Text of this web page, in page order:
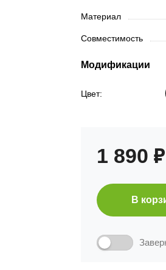
Материал
Совместимость
Модификации
Цвет:
1 890 ₽
В